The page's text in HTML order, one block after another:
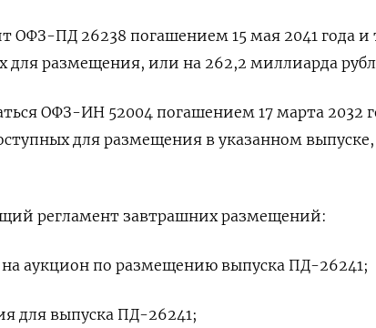
ОФЗ-ПД 26238 погашением 15 мая 2041 года и
для размещения, или на 262,2 миллиарда
ОФЗ-ИН 52004 погашением 17 марта 2032
для размещения в указанном
регламент завтрашних размещений:
на аукцион по размещению выпуска ПД-26241;
для выпуска ПД-26241;